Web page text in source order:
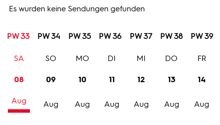
Meldungen
Programm
Trailer
Es wurden keine Sendungen gefunden
PW 33 PW 34 PW 35 PW 36 PW 37 PW 38 PW 39
08
Aug
SA
09
Aug
SO
10
Aug
MO
11
Aug
DI
12
Aug
MI
13
Aug
DO
14
Aug
FR